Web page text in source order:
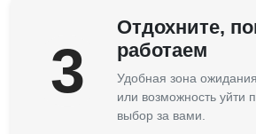
3
Отдохните,
работаем
Удобная зона
или возможность
выбор за вами.